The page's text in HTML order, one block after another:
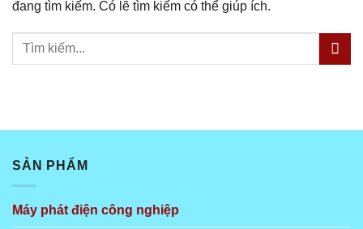
đang tìm kiếm. Có lẽ tìm kiếm có thể giúp ích.
SẢN PHẨM
Máy phát điện công nghiệp